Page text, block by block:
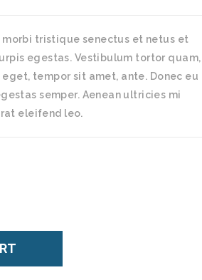
tristique senectus et netus et
egestas. Vestibulum tortor quam,
tempor sit amet, ante. Donec eu
semper. Aenean ultricies mi
eleifend leo.